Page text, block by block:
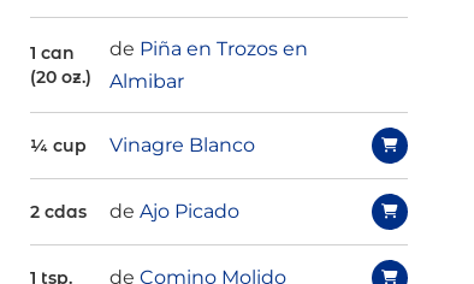
1 can
(20 oz.)
de Piña en Trozos en
Almibar
¼ cup Vinagre Blanco
2 cdas deAjo Picado
1 tsp. deComino Molido